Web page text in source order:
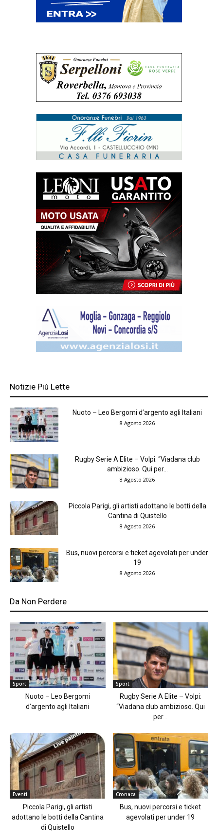
Notizie Più Lette
Nuoto – Leo Bergomi d’argento agli Italiani
8 Agosto 2026
Rugby Serie A Elite – Volpi: “Viadana club
ambizioso. Qui per...
8 Agosto 2026
Piccola Parigi, gli artisti adottano le botti della
Cantina di Quistello
8 Agosto 2026
Bus, nuovi percorsi e ticket agevolati per under
19
8 Agosto 2026
Da Non Perdere
Sport
Nuoto – Leo Bergomi
d’argento agli Italiani
Sport
Rugby Serie A Elite – Volpi:
“Viadana club ambizioso. Qui
per...
Eventi
Piccola Parigi, gli artisti
adottano le botti della Cantina
di Quistello
Cronaca
Bus, nuovi percorsi e ticket
agevolati per under 19